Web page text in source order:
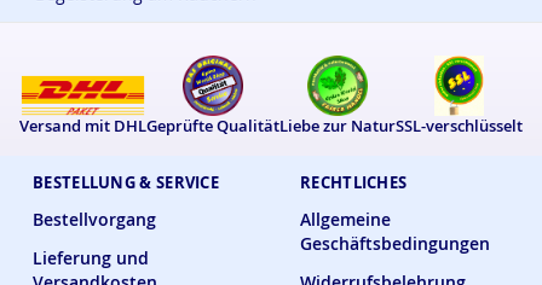
BESTELLUNG & SERVICE
Bestellvorgang
Lieferung und
RECHTLICHES
Allgemeine
Geschäftsbedingungen
Versand mit DHLGeprüfte QualitätLiebe zur NaturSSL-verschlüsselt